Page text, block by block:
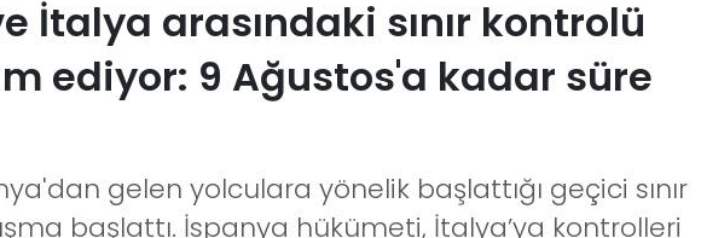
İtalya arasındaki sınır kontrolü
ediyor: 9 Ağustos'a kadar süre
gelen yolculara yönelik başlattığı geçici sınır
başlattı. İspanya hükümeti, İtalya’ya kontrolleri